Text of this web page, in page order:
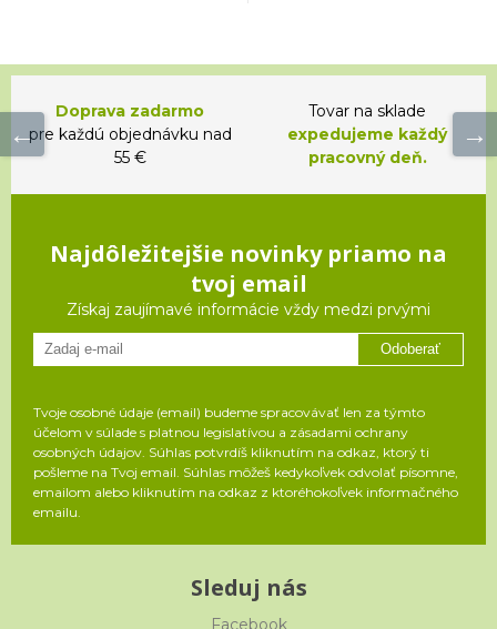
Doprava zadarmo
pre každú objednávku nad
55 €
Tovar na sklade
expedujeme každý
pracovný deň.
Najdôležitejšie novinky priamo na
tvoj email
Získaj zaujímavé informácie vždy medzi prvými
Odoberať
Tvoje osobné údaje (email) budeme spracovávať len za týmto
účelom v súlade s platnou legislatívou a zásadami ochrany
osobných údajov. Súhlas potvrdíš kliknutím na odkaz, ktorý ti
pošleme na Tvoj email. Súhlas môžeš kedykoľvek odvolať písomne,
emailom alebo kliknutím na odkaz z ktoréhokoľvek informačného
emailu.
Sleduj nás
Facebook